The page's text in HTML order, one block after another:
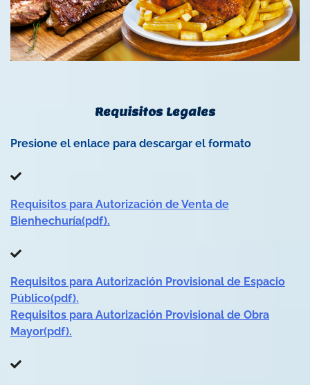
Requisitos Legales
Presione el enlace para descargar el formato
Requisitos para Autorización de Venta de
Bienhechuría(pdf).
Requisitos para Autorización Provisional de Espacio
Público(pdf).
Requisitos para Autorización Provisional de Obra
Mayor(pdf).